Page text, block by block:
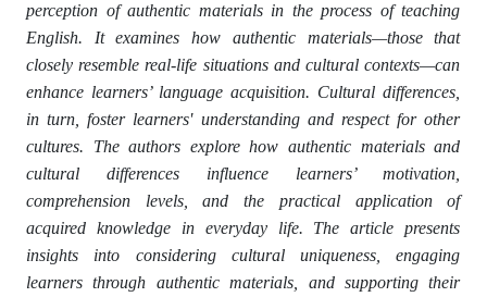
perception of authentic materials in the process of teaching
English. It examines how authentic materials—those that
closely resemble real-life situations and cultural contexts—can
enhance learners’ language acquisition. Cultural differences,
in turn, foster learners' understanding and respect for other
cultures. The authors explore how authentic materials and
cultural differences influence learners’ motivation,
comprehension levels, and the practical application of
acquired knowledge in everyday life. The article presents
insights into considering cultural uniqueness, engaging
learners through authentic materials, and supporting their